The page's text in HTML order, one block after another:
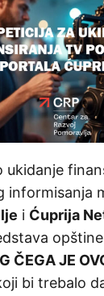
ukidanje
informisanja
i Ćuprija
ČEGA JE
bi trebalo